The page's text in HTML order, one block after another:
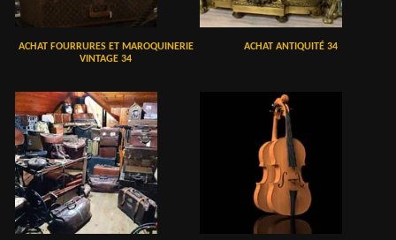
ACHAT FOURRURES ET MAROQUINERIE
VINTAGE 34
ACHAT ANTIQUITÉ 34